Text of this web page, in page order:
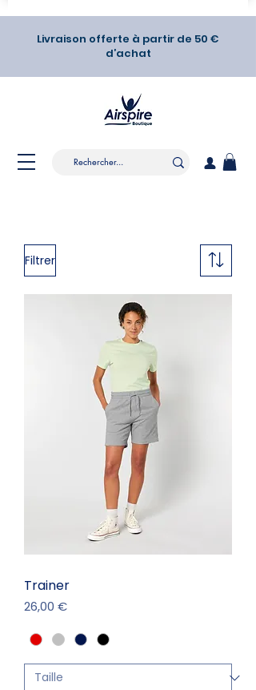
Livraison offerte à partir de 50 €
d’achat
Filtrer
Trainer
Prix
26,00 €